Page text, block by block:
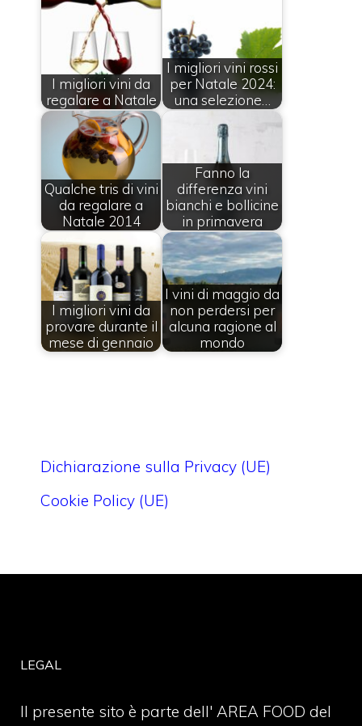
I migliori vini da
regalare a Natale
I migliori vini rossi
per Natale 2024:
una selezione…
Qualche tris di vini
da regalare a
Natale 2014
Fanno la
differenza vini
bianchi e bollicine
in primavera
I migliori vini da
provare durante il
mese di gennaio
I vini di maggio da
non perdersi per
alcuna ragione al
mondo
Dichiarazione sulla Privacy (UE)
Cookie Policy (UE)
LEGAL
Il presente sito è parte dell' AREA FOOD del